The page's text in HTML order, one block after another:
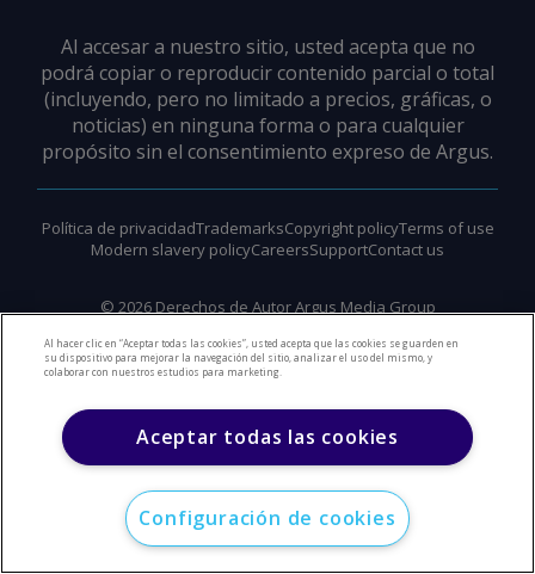
Al accesar a nuestro sitio, usted acepta que no
podrá copiar o reproducir contenido parcial o total
(incluyendo, pero no limitado a precios, gráficas, o
noticias) en ninguna forma o para cualquier
propósito sin el consentimiento expreso de Argus.
© 2026 Derechos de Autor Argus Media Group
Política de privacidadTrademarksCopyright policyTerms of use
Modern slavery policyCareersSupportContact us
Al hacer clic en “Aceptar todas las cookies”, usted acepta que las cookies se guarden en
su dispositivo para mejorar la navegación del sitio, analizar el uso del mismo, y
colaborar con nuestros estudios para marketing.
Aceptar todas las cookies
Configuración de cookies